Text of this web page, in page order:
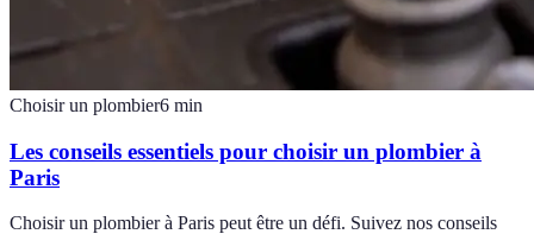
Choisir un plombier6 min
Les conseils essentiels pour choisir un plombier à
Paris
Choisir un plombier à Paris peut être un défi. Suivez nos conseils